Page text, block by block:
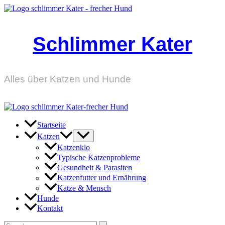
Zum
Schlimmer Kater
Alles über Katzen und Hunde
Startseite
Katzen
Katzenklo
Typische Katzenprobleme
Gesundheit & Parasiten
Katzenfutter und Ernährung
Katze & Mensch
Hunde
Kontakt